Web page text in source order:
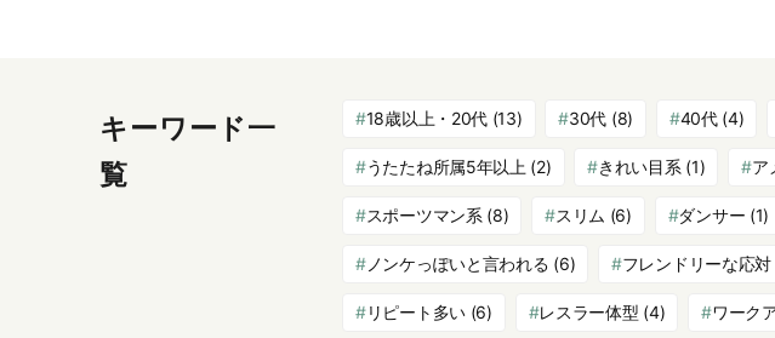
キーワード一
覧
18歳以上・20代 (13) 30代 (8) 40代(4)
うたたね所属5年以上 (2) きれい目系 (1) ア
スポーツマン系 (8) スリム (6) ダンサー (1)
ノンケっぽいと言われる (6) フレンドリーな応対
リピート多い(6) レスラー体型 (4) ワーク